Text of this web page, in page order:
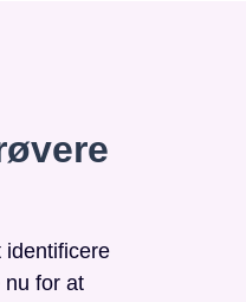
nu for at